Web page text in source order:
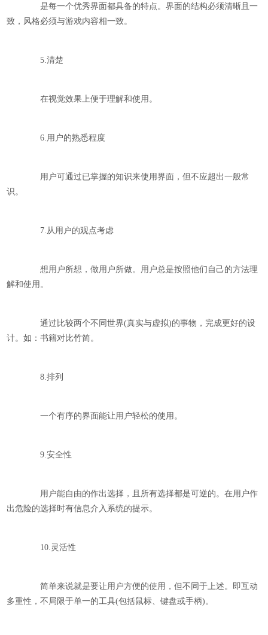
是每一个优秀界面都具备的特点。界面的结构必须清晰且一
致，风格必须与游戏内容相一致。
5.清楚
在视觉效果上便于理解和使用。
6.用户的熟悉程度
用户可通过已掌握的知识来使用界面，但不应超出一般常
识。
7.从用户的观点考虑
想用户所想，做用户所做。用户总是按照他们自己的方法理
解和使用。
通过比较两个不同世界(真实与虚拟)的事物，完成更好的设
计。如：书籍对比竹简。
8.排列
一个有序的界面能让用户轻松的使用。
9.安全性
用户能自由的作出选择，且所有选择都是可逆的。在用户作
出危险的选择时有信息介入系统的提示。
10.灵活性
简单来说就是要让用户方便的使用，但不同于上述。即互动
多重性，不局限于单一的工具(包括鼠标、键盘或手柄)。